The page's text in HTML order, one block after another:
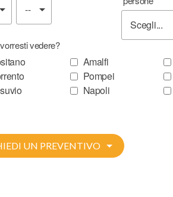
vedere?
Amalfi
Pompei
Napoli
i termini della privacy policy
UN PREVENTIVO